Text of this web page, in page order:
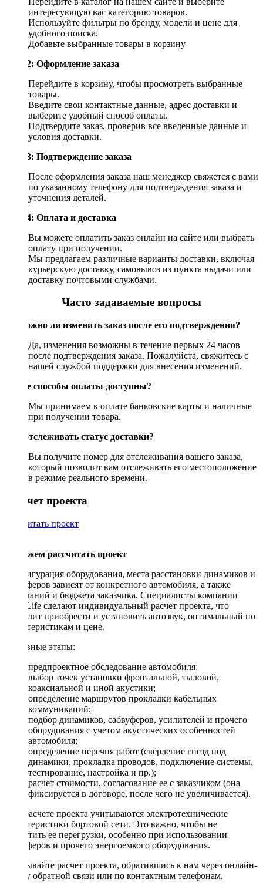
интересующую вас категорию товаров.
Используйте фильтры по бренду, модели и цене для
удобного поиска.
Добавьте выбранные товары в корзину
Шаг 2: Оформление заказа
Перейдите в корзину, чтобы просмотреть выбранные
товары.
Введите свои контактные данные, адрес доставки и
выберите удобный способ оплаты.
Подтвердите заказ, проверив все введенные данные и
условия доставки.
Шаг 3: Подтверждение заказа
После оформления заказа наш менеджер свяжется с вами
по указанному телефону для подтверждения заказа и
уточнения деталей.
Шаг 4: Оплата и доставка
Вы можете оплатить заказ онлайн на сайте или выбрать
оплату при получении.
Мы предлагаем различные варианты доставки, включая
курьерскую доставку, самовывоз из пункта выдачи или
доставку почтовыми службами.
Часто задаваемые вопросы
Возможно ли изменить заказ после его подтверждения?
Да, изменения возможны в течение первых 24 часов
после подтверждения заказа. Пожалуйста, свяжитесь с
нашей службой поддержки для внесения изменений.
Какие способы оплаты доступны?
Мы принимаем к оплате банковские карты и наличные
при получении товара.
Как отслеживать статус доставки?
Вы получите номер для отслеживания вашего заказа,
который позволит вам отслеживать его местоположение
в режиме реального времени.
Рассчет проекта
Рассчитать проект
Поможем рассчитать проект
Конфигурация оборудования, места расстановки динамиков и
сабвуферов зависят от конкретного автомобиля, а также
пожеланий и бюджета заказчика. Специалисты компании
DriveLife сделают индивидуальный расчет проекта, что
позволит приобрести и установить автозвук, оптимальный по
характеристикам и цене.
Основные этапы:
предпроектное обследование автомобиля;
выбор точек установки фронтальной, тыловой,
коаксиальной и иной акустики;
определение маршрутов прокладки кабельных
коммуникаций;
подбор динамиков, сабвуферов, усилителей и прочего
оборудования с учетом акустических особенностей
автомобиля;
определение перечня работ (сверление гнезд под
динамики, прокладка проводов, подключение системы,
тестирование, настройка и пр.);
расчет стоимости, согласование ее с заказчиком (она
фиксируется в договоре, после чего не увеличивается).
При расчете проекта учитываются электротехнические
характеристики бортовой сети. Это важно, чтобы не
допустить ее перегрузки, особенно при использовании
сабвуферов и прочего энергоемкого оборудования.
Заказывайте расчет проекта, обратившись к нам через онлайн-
форму обратной связи или по контактным телефонам.